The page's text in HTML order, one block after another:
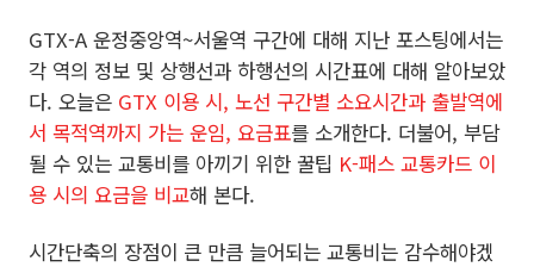
GTX-A 운정중앙역~서울역 구간에 대해 지난 포스팅에서는
각 역의 정보 및 상행선과 하행선의 시간표에 대해 알아보았
다. 오늘은 GTX 이용 시, 노선 구간별 소요시간과 출발역에
서 목적역까지 가는 운임, 요금표를 소개한다. 더불어, 부담
될 수 있는 교통비를 아끼기 위한 꿀팁 K-패스 교통카드 이
용 시의 요금을 비교해 본다.
시간단축의 장점이 큰 만큼 늘어되는 교통비는 감수해야겠